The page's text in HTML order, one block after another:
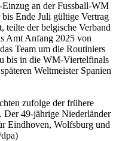
an der Fussball-WM
Ende Juli gültige Vertrag
teilte der belgische Verband
Amt Anfang 2025 von
Team um die Routiniers
bis in die WM-Viertelfinals
Weltmeister Spanien
zufolge der frühere
49-jährige Niederländer
Eindhoven, Wolfsburg und